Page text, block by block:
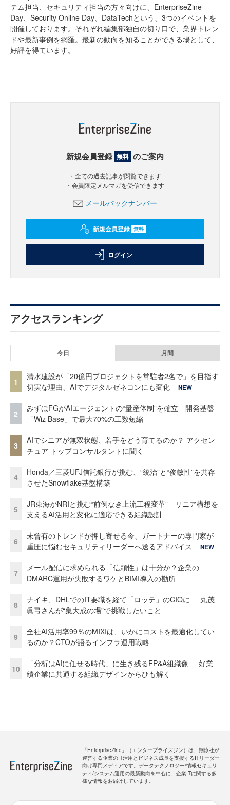
テム担当、セキュリティ担当の方々向けに、EnterpriseZine
Day、Security Online Day、DataTechという、3つのイベントを
開催しております。それぞれ編集部独自の切り口で、業界トレン
ドや最新事例を網羅。最新の動向を知ることができる場として、
好評を得ています。
新規会員登録 無料 のご案内
・全ての過去記事が閲覧できます
・会員限定メルマガを受信できます
メールバックナンバー
新規会員登録 無料
ログイン
アクセスランキング
今日 月間
1
清水建設が「20億円プロジェクトを常駐者2名で」を目指す
切実な理由、AIでデジタルゼネコンにも変化
NEW
2
みずほFGがAIエージェントの“量産体制”を確立 開発基盤
「Wiz Base」で最大70%の工数短縮
3
AIでシニアが無双状態、若手をどう育てるのか？ アクセン
チュア トップコンサルタントに聞く
4
Honda／三菱UFJ信託銀行が挑む、“統治”と“俊敏性”を共存
させたSnowflake基盤構築
5
JR東海がNRIと挑む“前例なき上流工程変革” リニア構想を
支えるAI活用と変化に適応できる組織設計
6
未曾有のトレンドが押し寄せる今、ガートナーの専門家が
重圧に悩むセキュリティリーダーへ送るアドバイス
NEW
7
メール配信に求められる「信頼性」は十分か？企業の
DMARC運用が失敗するワケとBIMI導入の勘所
8
ナイキ、DHLでのIT要職を経て「ロッテ」のCIOに──丸茂
眞弓さんが“集大成の場”で挑戦したいこと
9
全社AI活用率99％のMIXIは、いかにコストを最適化してい
るのか？CTOが語るインフラ運用戦略
10
「分析はAIに任せる時代」に生き残るFP&A組織像──好業
績企業に共通する組織デザインからひも解く
「EnterpriseZine」（エンタープライズジン）は、翔泳社が
運営する企業のIT活用とビジネス成長を支援するITリーダー
向け専門メディアです。データテクノロジー/情報セキュリ
ティ/システム運用の最新動向を中心に、企業ITに関する多
様な情報をお届けしています。